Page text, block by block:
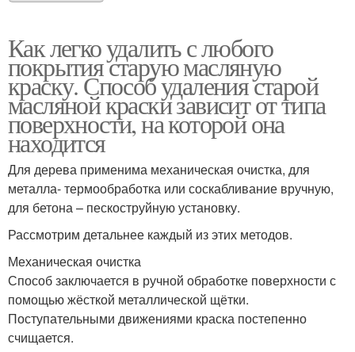
Как легко удалить с любого
покрытия старую масляную
краску. Способ удаления старой
масляной краски зависит от типа
поверхности, на которой она
находится
Для дерева применима механическая очистка, для
металла- термообработка или соскабливание вручную,
для бетона – пескоструйную установку.
Рассмотрим детальнее каждый из этих методов.
Механическая очистка
Способ заключается в ручной обработке поверхности с
помощью жёсткой металлической щётки.
Поступательными движениями краска постепенно
счищается.